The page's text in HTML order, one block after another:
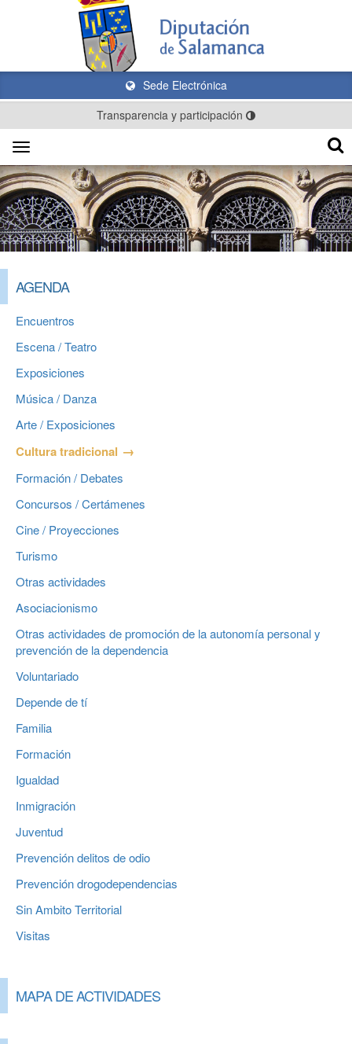
Sede Electrónica
Transparencia y participación
Toggle
navigation
AGENDA
Encuentros
Escena / Teatro
Exposiciones
Música / Danza
Arte / Exposiciones
Cultura tradicional
Formación / Debates
Concursos / Certámenes
Cine / Proyecciones
Turismo
Otras actividades
Asociacionismo
Otras actividades de promoción de la autonomía personal y
prevención de la dependencia
Voluntariado
Depende de tí
Familia
Formación
Igualdad
Inmigración
Juventud
Prevención delitos de odio
Prevención drogodependencias
Sin Ambito Territorial
Visitas
MAPA DE ACTIVIDADES